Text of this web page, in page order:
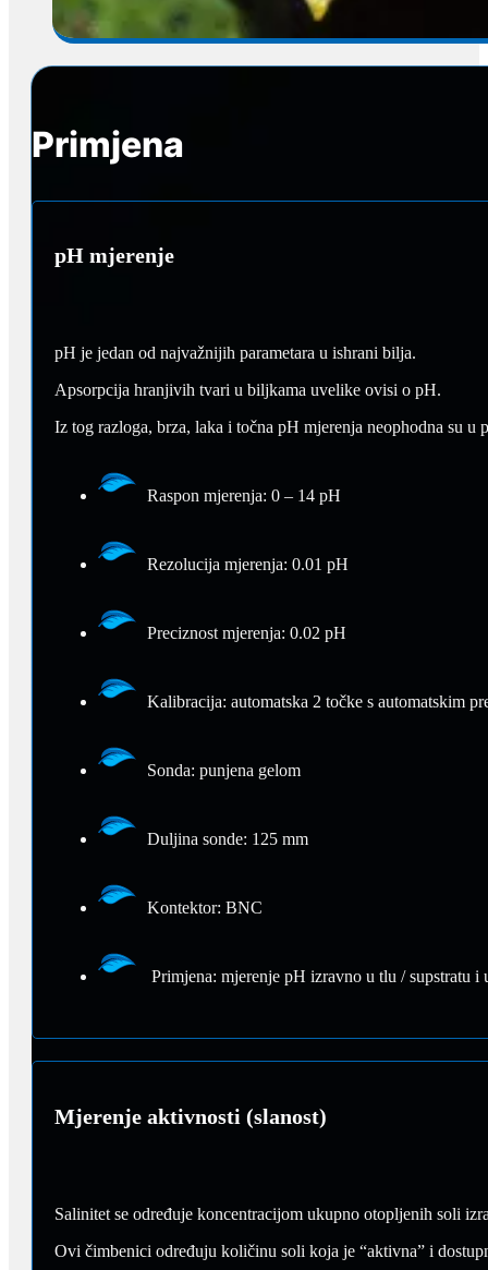
Primjena
pH mjerenje
pH je jedan od najvažnijih parametara u ishrani bilja.
Apsorpcija hranjivih tvari u biljkama uvelike ovisi o pH.
Iz tog razloga, brza, laka i točna pH mjerenja neophodna su u
Raspon mjerenja: 0 – 14 pH
Rezolucija mjerenja: 0.01 pH
Preciznost mjerenja: 0.02 pH
Kalibracija: automatska 2 točke s automatskim
Sonda: punjena gelom
Duljina sonde: 125 mm
Kontektor: BNC
Primjena: mjerenje pH izravno u tlu / supstratu i
Mjerenje aktivnosti (slanost)
Salinitet se određuje koncentracijom ukupno otopljenih soli
Ovi čimbenici određuju količinu soli koja je “aktivna” i